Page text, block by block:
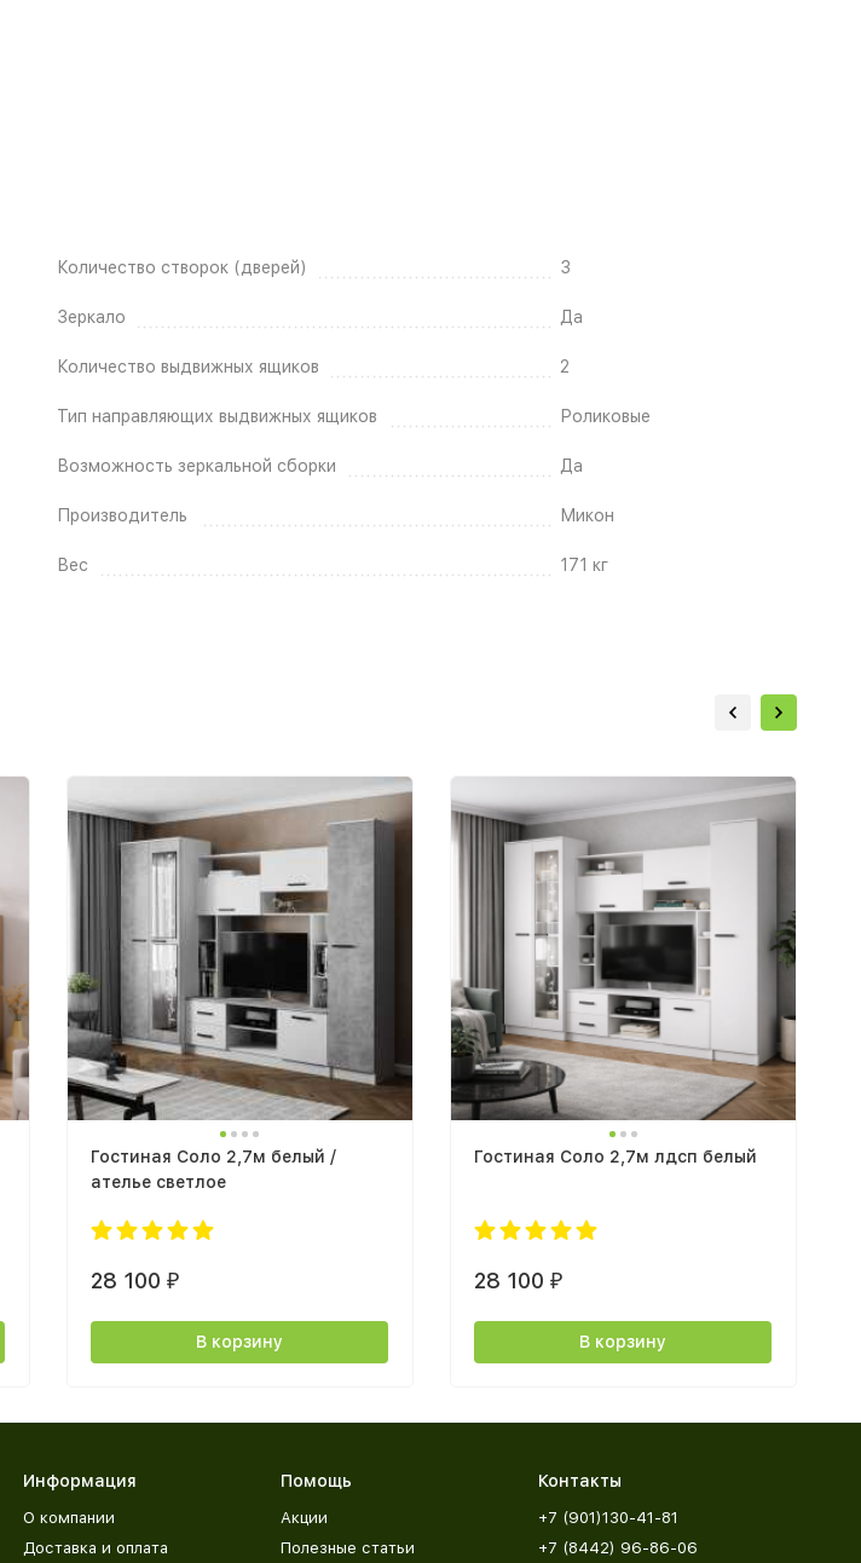
Количество створок (дверей) 3
Зеркало Да
Количество выдвижных ящиков 2
Тип направляющих выдвижных ящиков Роликовые
Возможность зеркальной сборки Да
Производитель Микон
Вес 171 кг
Гостиная Соло 2,7м белый /
ателье светлое
28 100 ₽
В корзину
Гостиная Соло 2,7м лдсп белый
28 100 ₽
В корзину
Информация
О компании
Доставка и оплата
Помощь
Акции
Полезные статьи
Контакты
+7 (901)130-41-81
+7 (8442) 96-86-06